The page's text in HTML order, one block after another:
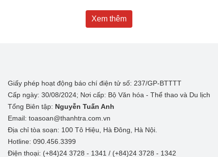
Xem thêm
Giấy phép hoạt động báo chí điện tử số: 237/GP-BTTTT
Cấp ngày: 30/08/2024; Nơi cấp: Bộ Văn hóa - Thể thao và Du lịch
Tổng Biên tập: Nguyễn Tuấn Anh
Email: toasoan@thanhtra.com.vn
Địa chỉ tòa soạn: 100 Tô Hiệu, Hà Đông, Hà Nội.
Hotline: 090.456.3399
Điện thoại: (+84)24 3728 - 1341 / (+84)24 3728 - 1342